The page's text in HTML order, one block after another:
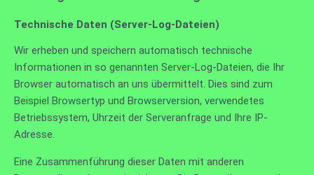
Technische Daten (Server-Log-Dateien)
Wir erheben und speichern automatisch technische
Informationen in so genannten Server-Log-Dateien, die Ihr
Browser automatisch an uns übermittelt. Dies sind zum
Beispiel Browsertyp und Browserversion, verwendetes
Betriebssystem, Uhrzeit der Serveranfrage und Ihre IP-
Adresse.
Eine Zusammenführung dieser Daten mit anderen